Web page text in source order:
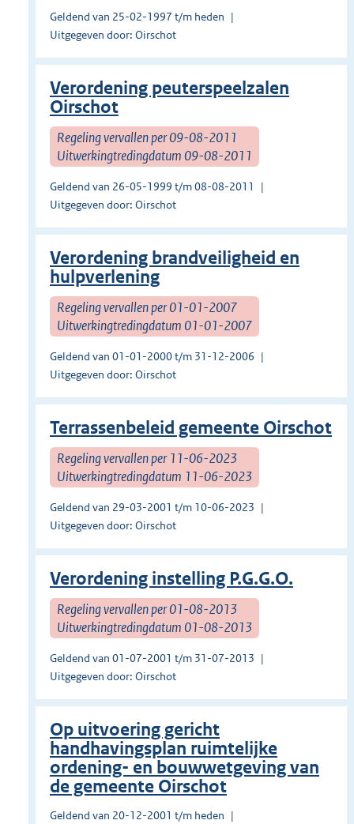
Geldend van 25-02-1997 t/m heden
Uitgegeven door: Oirschot
Verordening peuterspeelzalen
Oirschot
Regeling vervallen per 09-08-2011
Uitwerkingtredingdatum 09-08-2011
Geldend van 26-05-1999 t/m 08-08-2011
Uitgegeven door: Oirschot
Verordening brandveiligheid en
hulpverlening
Regeling vervallen per 01-01-2007
Uitwerkingtredingdatum 01-01-2007
Geldend van 01-01-2000 t/m 31-12-2006
Uitgegeven door: Oirschot
Terrassenbeleid gemeente Oirschot
Regeling vervallen per 11-06-2023
Uitwerkingtredingdatum 11-06-2023
Geldend van 29-03-2001 t/m 10-06-2023
Uitgegeven door: Oirschot
Verordening instelling P.G.G.O.
Regeling vervallen per 01-08-2013
Uitwerkingtredingdatum 01-08-2013
Geldend van 01-07-2001 t/m 31-07-2013
Uitgegeven door: Oirschot
Op uitvoering gericht
handhavingsplan ruimtelijke
ordening- en bouwwetgeving van
de gemeente Oirschot
Geldend van 20-12-2001 t/m heden